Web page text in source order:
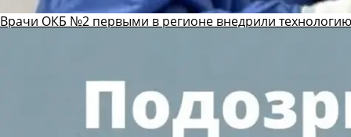
Врачи ОКБ №2 первыми в регионе внедрили